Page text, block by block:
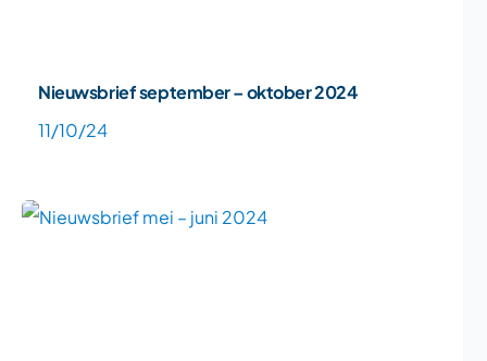
Nieuwsbrief september – oktober 2024
11/10/24